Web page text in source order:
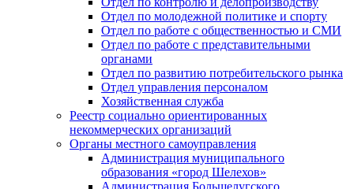
Отдел по молодежной политике и спорту
Отдел по работе с общественностью и СМИ
Отдел по работе с представительными
органами
Отдел по развитию потребительского рынка
Отдел управления персоналом
Хозяйственная служба
Реестр социально ориентированных
некоммерческих организаций
Органы местного самоуправления
Администрация муниципального
образования «город Шелехов»
Администрация Большелугского